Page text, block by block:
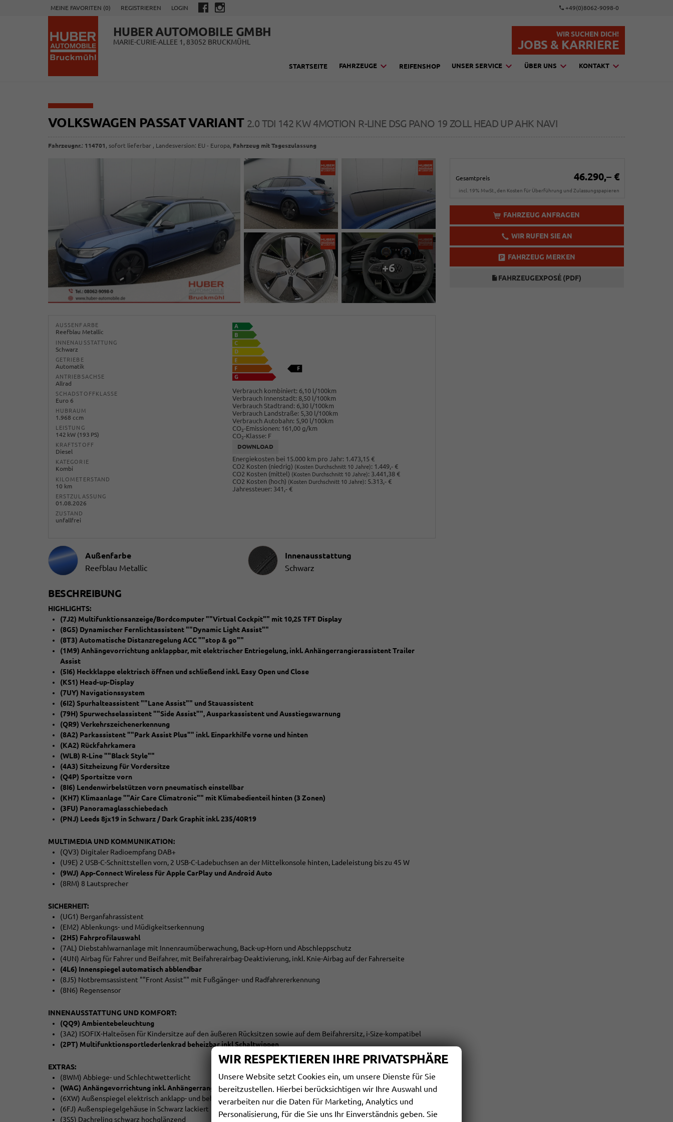
MEINE FAVORITEN (0) REGISTRIEREN LOGIN +49(0)8062-9098-0
HUBER AUTOMOBILE GMBH
MARIE-CURIE-ALLEE 1, 83052 BRUCKMÜHL
WIR SUCHEN DICH!
JOBS & KARRIERE
STARTSEITE FAHRZEUGE REIFENSHOP UNSER SERVICE ÜBER UNS KONTAKT
VOLKSWAGEN PASSAT VARIANT 2.0 TDI 142 KW 4MOTION R-LINE DSG PANO 19 ZOLL HEAD UP AHK NAVI
Fahrzeugnr.: 114701 , sofort lieferbar , Landesversion: EU - Europa, Fahrzeug mit Tageszulassung
Gesamtpreis 46.290,– €
incl. 19% MwSt., den Kosten für Überführung und Zulassungspapieren
FAHRZEUG ANFRAGEN
WIR RUFEN SIE AN
FAHRZEUG MERKEN
FAHRZEUGEXPOSÉ (PDF)
+6
AUSSENFARBE
Reefblau Metallic
INNENAUSSTATTUNG
Schwarz
GETRIEBE
Automatik
ANTRIEBSACHSE
Allrad
SCHADSTOFFKLASSE
Euro 6
HUBRAUM
1.968 ccm
LEISTUNG
142 kW (193 PS)
KRAFTSTOFF
Diesel
KATEGORIE
Kombi
KILOMETERSTAND
10 km
ERSTZULASSUNG
01.08.2026
ZUSTAND
unfallfrei
Verbrauch kombiniert: 6,10 l/100km
Verbrauch Innenstadt: 8,50 l/100km
Verbrauch Stadtrand: 6,30 l/100km
Verbrauch Landstraße: 5,30 l/100km
Verbrauch Autobahn: 5,90 l/100km
CO2-Emissionen: 161,00 g/km
CO2-Klasse: F
DOWNLOAD
Energiekosten bei 15.000 km pro Jahr: 1.473,15 €
CO2 Kosten (niedrig) (Kosten Durchschnitt 10 Jahre): 1.449,- €
CO2 Kosten (mittel) (Kosten Durchschnitt 10 Jahre): 3.441,38 €
CO2 Kosten (hoch) (Kosten Durchschnitt 10 Jahre): 5.313,- €
Jahressteuer: 341,- €
Außenfarbe
Reefblau Metallic
Innenausstattung
Innenausstattung
Schwarz
BESCHREIBUNG
HIGHLIGHTS:
(7J2) Multifunktionsanzeige/Bordcomputer ""Virtual Cockpit"" mit 10,25 TFT Display
(8G5) Dynamischer Fernlichtassistent ""Dynamic Light Assist""
(8T3) Automatische Distanzregelung ACC ""stop & go""
(1M9) Anhängevorrichtung anklappbar, mit elektrischer Entriegelung, inkl. Anhängerrangierassistent Trailer
Assist
(5I6) Heckklappe elektrisch öffnen und schließend inkl. Easy Open und Close
(KS1) Head-up-Display
(7UY) Navigationssystem
(6I2) Spurhalteassistent ""Lane Assist"" und Stauassistent
(79H) Spurwechselassistent ""Side Assist"", Ausparkassistent und Ausstiegswarnung
(QR9) Verkehrszeichenerkennung
(8A2) Parkassistent ""Park Assist Plus"" inkl. Einparkhilfe vorne und hinten
(KA2) Rückfahrkamera
(WLB) R-Line ""Black Style""
(4A3) Sitzheizung für Vordersitze
(Q4P) Sportsitze vorn
(8I6) Lendenwirbelstützen vorn pneumatisch einstellbar
(KH7) Klimaanlage ""Air Care Climatronic"" mit Klimabedienteil hinten (3 Zonen)
(3FU) Panoramaglasschiebedach
(PNJ) Leeds 8jx19 in Schwarz / Dark Graphit inkl. 235/40R19
MULTIMEDIA UND KOMMUNIKATION:
(QV3) Digitaler Radioempfang DAB+
(U9E) 2 USB-C-Schnittstellen vorn, 2 USB-C-Ladebuchsen an der Mittelkonsole hinten, Ladeleistung bis zu 45 W
(9WJ) App-Connect Wireless für Apple CarPlay und Android Auto
(8RM) 8 Lautsprecher
SICHERHEIT:
(UG1) Berganfahrassistent
(EM2) Ablenkungs- und Müdigkeitserkennung
(2H5) Fahrprofilauswahl
(7AL) Diebstahlwarnanlage mit Innenraumüberwachung, Back-up-Horn und Abschleppschutz
(4UN) Airbag für Fahrer und Beifahrer, mit Beifahrerairbag-Deaktivierung, inkl. Knie-Airbag auf der Fahrerseite
(4L6) Innenspiegel automatisch abblendbar
(8J5) Notbremsassistent ""Front Assist"" mit Fußgänger- und Radfahrererkennung
(8N6) Regensensor
INNENAUSSTATTUNG UND KOMFORT:
(QQ9) Ambientebeleuchtung
(3A2) ISOFIX-Halteösen für Kindersitze auf den äußeren Rücksitzen sowie auf dem Beifahrersitz, i-Size-kompatibel
(2PT) Multifunktionsportlederlenkrad beheizbar inkl Schaltwippen
EXTRAS:
(8WM) Abbiege- und Schlechtwetterlicht
(WAG) Anhängevorrichtung inkl. Anhängerrangierassistent ""Trailer Assist""
(6XW) Außenspiegel elektrisch anklapp- und beheizbar, auf Fahrerseite abblendend, Beifahrerspiegelabsenkung
(6FJ) Außenspiegelgehäuse in Schwarz lackiert
(3S5) Dachreling schwarz hochglänzend
WIR RESPEKTIEREN IHRE PRIVATSPHÄRE
Unsere Website setzt Cookies ein, um unsere Dienste für Sie
bereitzustellen. Hierbei berücksichtigen wir Ihre Auswahl und
verarbeiten nur die Daten für Marketing, Analytics und
Personalisierung, für die Sie uns Ihr Einverständnis geben. Sie